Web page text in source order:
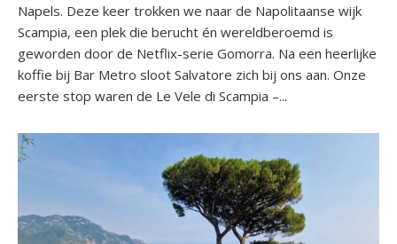
Napels. Deze keer trokken we naar de Napolitaanse wijk
Scampia, een plek die berucht én wereldberoemd is
geworden door de Netflix-serie Gomorra. Na een heerlijke
koffie bij Bar Metro sloot Salvatore zich bij ons aan. Onze
eerste stop waren de Le Vele di Scampia –...